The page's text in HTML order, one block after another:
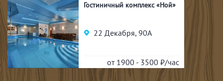
Заказ по меню
Ресторан/ бар
Удобства
На берегу водоема
Собственная парковка
Гостиничный комплекс «Ной»
22 Декабря, 90А
от 1900 - 3500 ₽/час